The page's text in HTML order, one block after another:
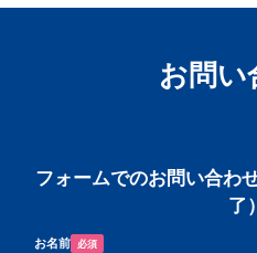
お問い
フォームでのお問い合わ
了）
お名前 必須